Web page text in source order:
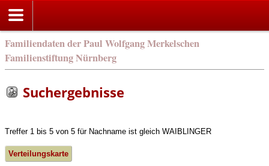
Familiendaten der Paul Wolfgang Merkelschen
Familienstiftung Nürnberg
Suchergebnisse
Treffer 1 bis 5 von 5 für Nachname ist gleich WAIBLINGER
Verteilungskarte